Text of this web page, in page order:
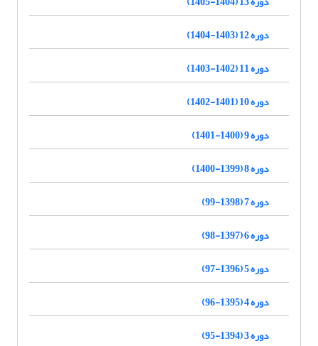
دوره 12 (1403-1404)
دوره 11 (1402-1403)
دوره 10 (1401-1402)
دوره 9 (1400-1401)
دوره 8 (1399-1400)
دوره 7 (1398-99)
دوره 6 (1397-98)
دوره 5 (1396-97)
دوره 4 (1395-96)
دوره 3 (1394-95)